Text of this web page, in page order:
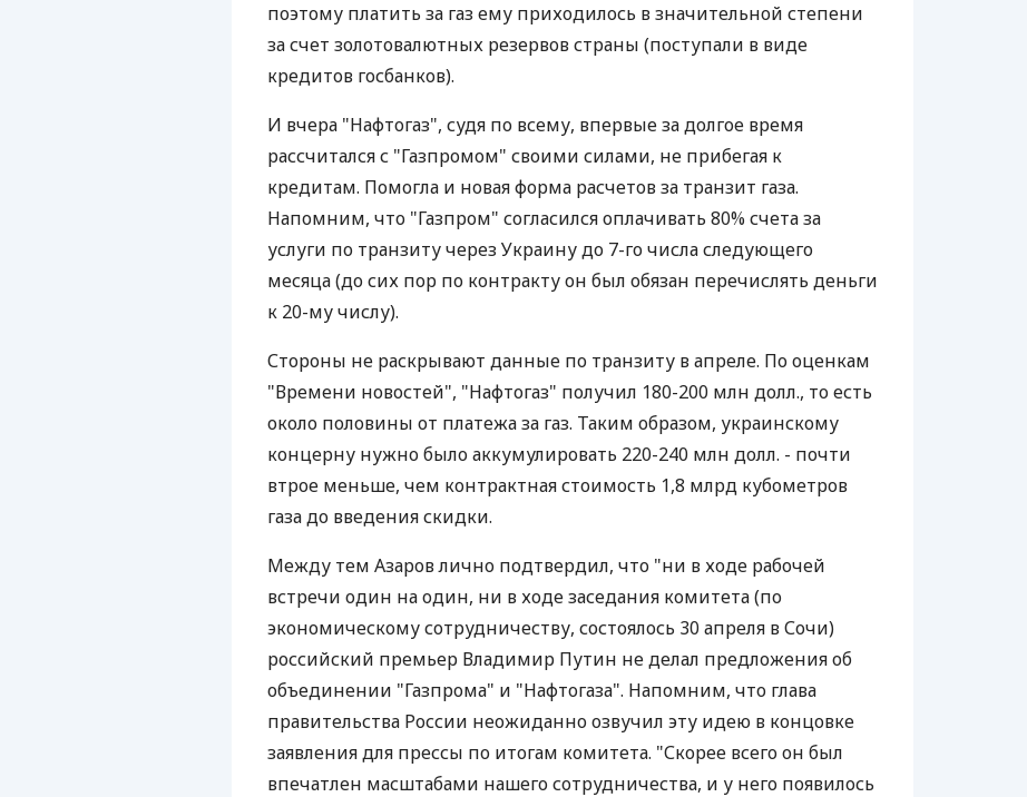
поэтому платить за газ ему приходилось в значительной степени
за счет золотовалютных резервов страны (поступали в виде
кредитов госбанков).
И вчера "Нафтогаз", судя по всему, впервые за долгое время
рассчитался с "Газпромом" своими силами, не прибегая к
кредитам. Помогла и новая форма расчетов за транзит газа.
Напомним, что "Газпром" согласился оплачивать 80% счета за
услуги по транзиту через Украину до 7-го числа следующего
месяца (до сих пор по контракту он был обязан перечислять деньги
к 20-му числу).
Стороны не раскрывают данные по транзиту в апреле. По оценкам
"Времени новостей", "Нафтогаз" получил 180-200 млн долл., то есть
около половины от платежа за газ. Таким образом, украинскому
концерну нужно было аккумулировать 220-240 млн долл. - почти
втрое меньше, чем контрактная стоимость 1,8 млрд кубометров
газа до введения скидки.
Между тем Азаров лично подтвердил, что "ни в ходе рабочей
встречи один на один, ни в ходе заседания комитета (по
экономическому сотрудничеству, состоялось 30 апреля в Сочи)
российский премьер Владимир Путин не делал предложения об
объединении "Газпрома" и "Нафтогаза". Напомним, что глава
правительства России неожиданно озвучил эту идею в концовке
заявления для прессы по итогам комитета. "Скорее всего он был
впечатлен масштабами нашего сотрудничества, и у него появилось